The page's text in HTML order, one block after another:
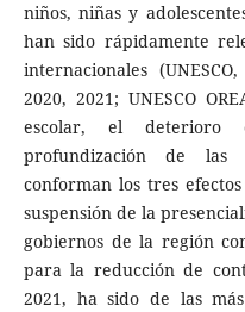
niños, niñas y
han sido rápidamente
internacionales
2020, 2021; UNESCO
escolar, el
profundización de las
conforman los tres
suspensión de la
gobiernos de la región
para la reducción de
2021, ha sido de las